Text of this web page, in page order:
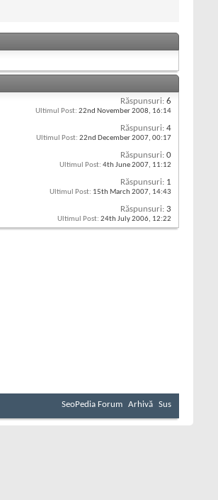
Răspunsuri: 6
Ultimul Post: 22nd November 2008, 16:14
Răspunsuri: 4
Ultimul Post: 22nd December 2007, 00:17
Răspunsuri: 0
Ultimul Post: 4th June 2007, 11:12
Răspunsuri: 1
Ultimul Post: 15th March 2007, 14:43
Răspunsuri: 3
Ultimul Post: 24th July 2006, 12:22
SeoPedia Forum Arhivă Sus